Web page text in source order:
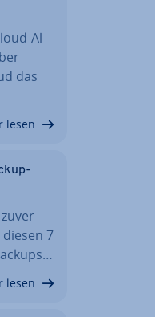
Al­
das
lesen
zu­ver­
7
lesen